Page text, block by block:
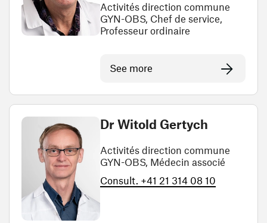
Activités direction commune
GYN-OBS, Chef de service,
Professeur ordinaire
See more
Dr Witold Gertych
Activités direction commune
GYN-OBS, Médecin associé
Consult. +41 21 314 08 10